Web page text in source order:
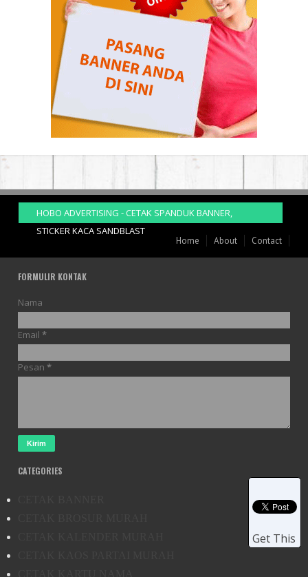
Get This
HOBO ADVERTISING - CETAK SPANDUK BANNER,
STICKER KACA SANDBLAST
Home About Contact
FORMULIR KONTAK
Nama
Email *
Pesan *
CATEGORIES